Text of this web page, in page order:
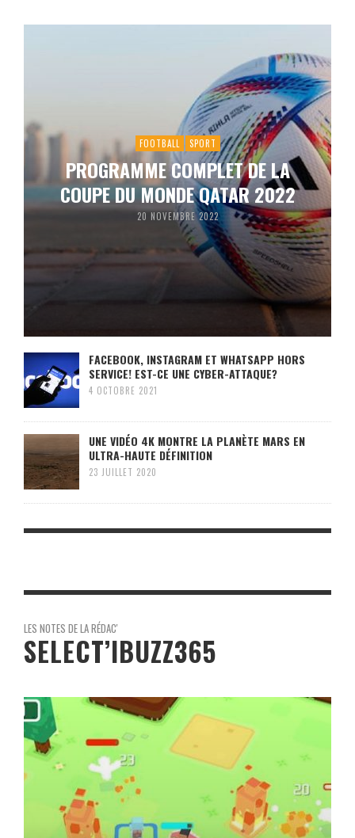
FOOTBALL SPORT
PROGRAMME COMPLET DE LA
COUPE DU MONDE QATAR 2022
20 NOVEMBRE 2022
FACEBOOK, INSTAGRAM ET WHATSAPP HORS
SERVICE! EST-CE UNE CYBER-ATTAQUE?
4 OCTOBRE 2021
UNE VIDÉO 4K MONTRE LA PLANÈTE MARS EN
ULTRA-HAUTE DÉFINITION
23 JUILLET 2020
LES NOTES DE LA RÉDAC'
SELECT’IBUZZ365